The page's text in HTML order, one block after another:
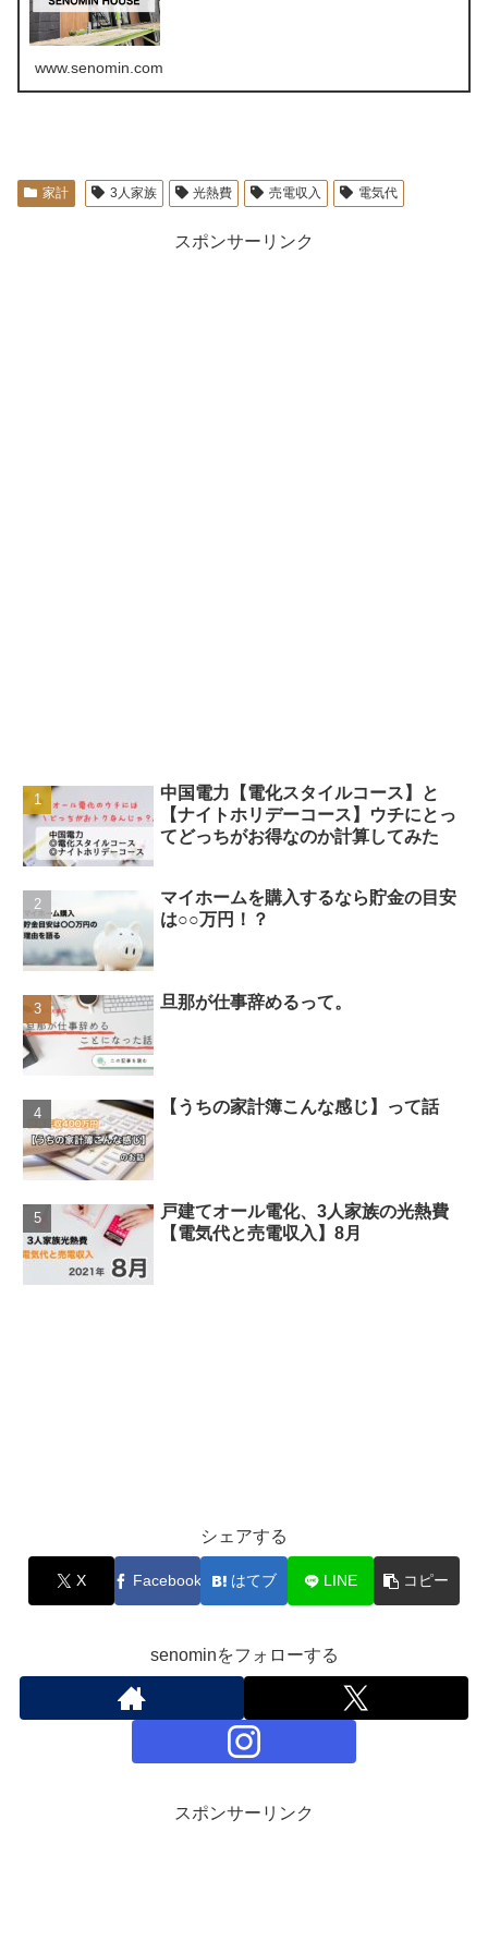
www.senomin.com
家計 3人家族 光熱費 売電収入 電気代
スポンサーリンク
中国電力【電化スタイルコース】と
【ナイトホリデーコース】ウチにとっ
てどっちがお得なのか計算してみた
マイホームを購入するなら貯金の目安
は○○万円！？
旦那が仕事辞めるって。
【うちの家計簿こんな感じ】って話
戸建てオール電化、3人家族の光熱費
【電気代と売電収入】8月
シェアする
X Facebook はてブ LINE コピー
senominをフォローする
スポンサーリンク